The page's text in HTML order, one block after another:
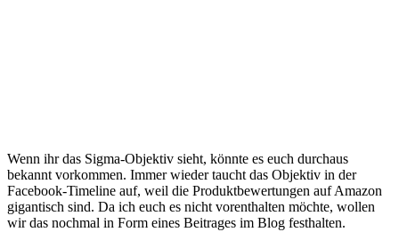
Wenn ihr das Sigma-Objektiv sieht, könnte es euch durchaus
bekannt vorkommen. Immer wieder taucht das Objektiv in der
Facebook-Timeline auf, weil die Produktbewertungen auf Amazon
gigantisch sind. Da ich euch es nicht vorenthalten möchte, wollen
wir das nochmal in Form eines Beitrages im Blog festhalten.